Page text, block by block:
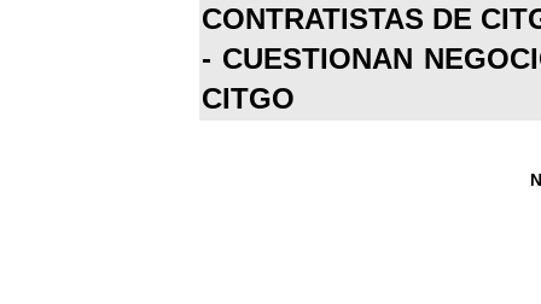
CONTRATISTAS DE
- CUESTIONAN
CITGO